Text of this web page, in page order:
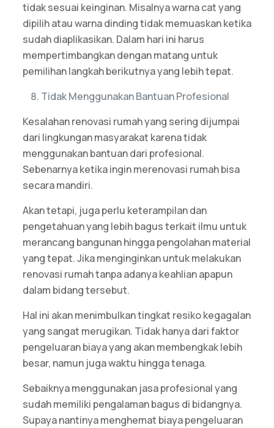
tidak sesuai keinginan. Misalnya warna cat yang
dipilih atau warna dinding tidak memuaskan ketika
sudah diaplikasikan. Dalam hari ini harus
mempertimbangkan dengan matang untuk
pemilihan langkah berikutnya yang lebih tepat.
Tidak Menggunakan Bantuan Profesional
Kesalahan renovasi rumah yang sering dijumpai
dari lingkungan masyarakat karena tidak
menggunakan bantuan dari profesional.
Sebenarnya ketika ingin merenovasi rumah bisa
secara mandiri.
Akan tetapi, juga perlu keterampilan dan
pengetahuan yang lebih bagus terkait ilmu untuk
merancang bangunan hingga pengolahan material
yang tepat. Jika menginginkan untuk melakukan
renovasi rumah tanpa adanya keahlian apapun
dalam bidang tersebut.
Hal ini akan menimbulkan tingkat resiko kegagalan
yang sangat merugikan. Tidak hanya dari faktor
pengeluaran biaya yang akan membengkak lebih
besar, namun juga waktu hingga tenaga.
Sebaiknya menggunakan jasa profesional yang
sudah memiliki pengalaman bagus di bidangnya.
Supaya nantinya menghemat biaya pengeluaran